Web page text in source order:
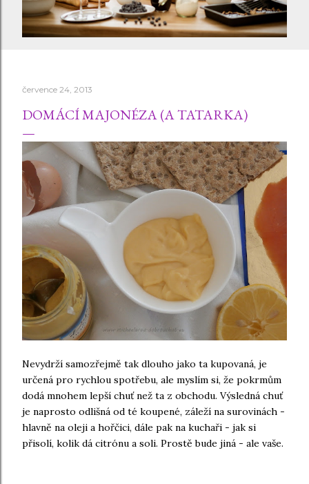
července 24, 2013
DOMÁCÍ MAJONÉZA (A TATARKA)
Nevydrží samozřejmě tak dlouho jako ta kupovaná, je
určená pro rychlou spotřebu, ale myslím si, že pokrmům
dodá mnohem lepší chuť než ta z obchodu. Výsledná chuť
je naprosto odlišná od té koupené, záleží na surovinách -
hlavně na oleji a hořčici, dále pak na kuchaři - jak si
přisolí, kolik dá citrónu a soli. Prostě bude jiná - ale vaše.